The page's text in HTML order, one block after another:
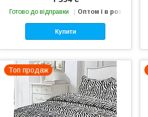
Готово до відправки Оптом і в роздріб
Купити
Топ продаж